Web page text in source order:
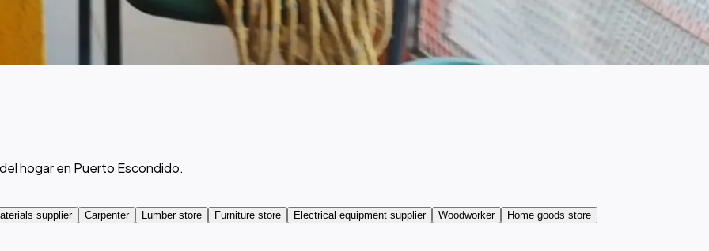
hogar en Puerto Escondido.
supplier Carpenter Lumber store Furniture store Electrical equipment supplier Woodworker Home goods store